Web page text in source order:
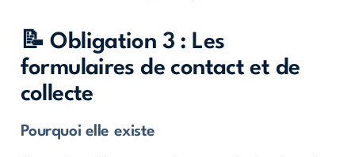
📝 Obligation 3 : Les
formulaires de contact et de
collecte
Pourquoi elle existe